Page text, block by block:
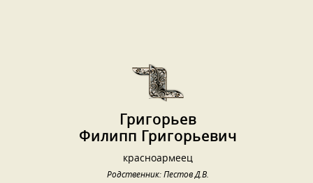
Григорьев
Филипп Григорьевич
красноармеец
Родственник: Пестов Д.В.